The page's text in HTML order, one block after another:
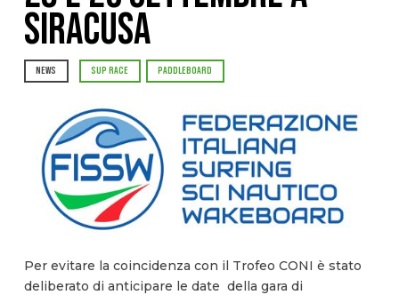
SIRACUSA
NEWS SUP RACE PADDLEBOARD
Per evitare la coincidenza con il Trofeo CONI è stato
deliberato di anticipare le date della gara di